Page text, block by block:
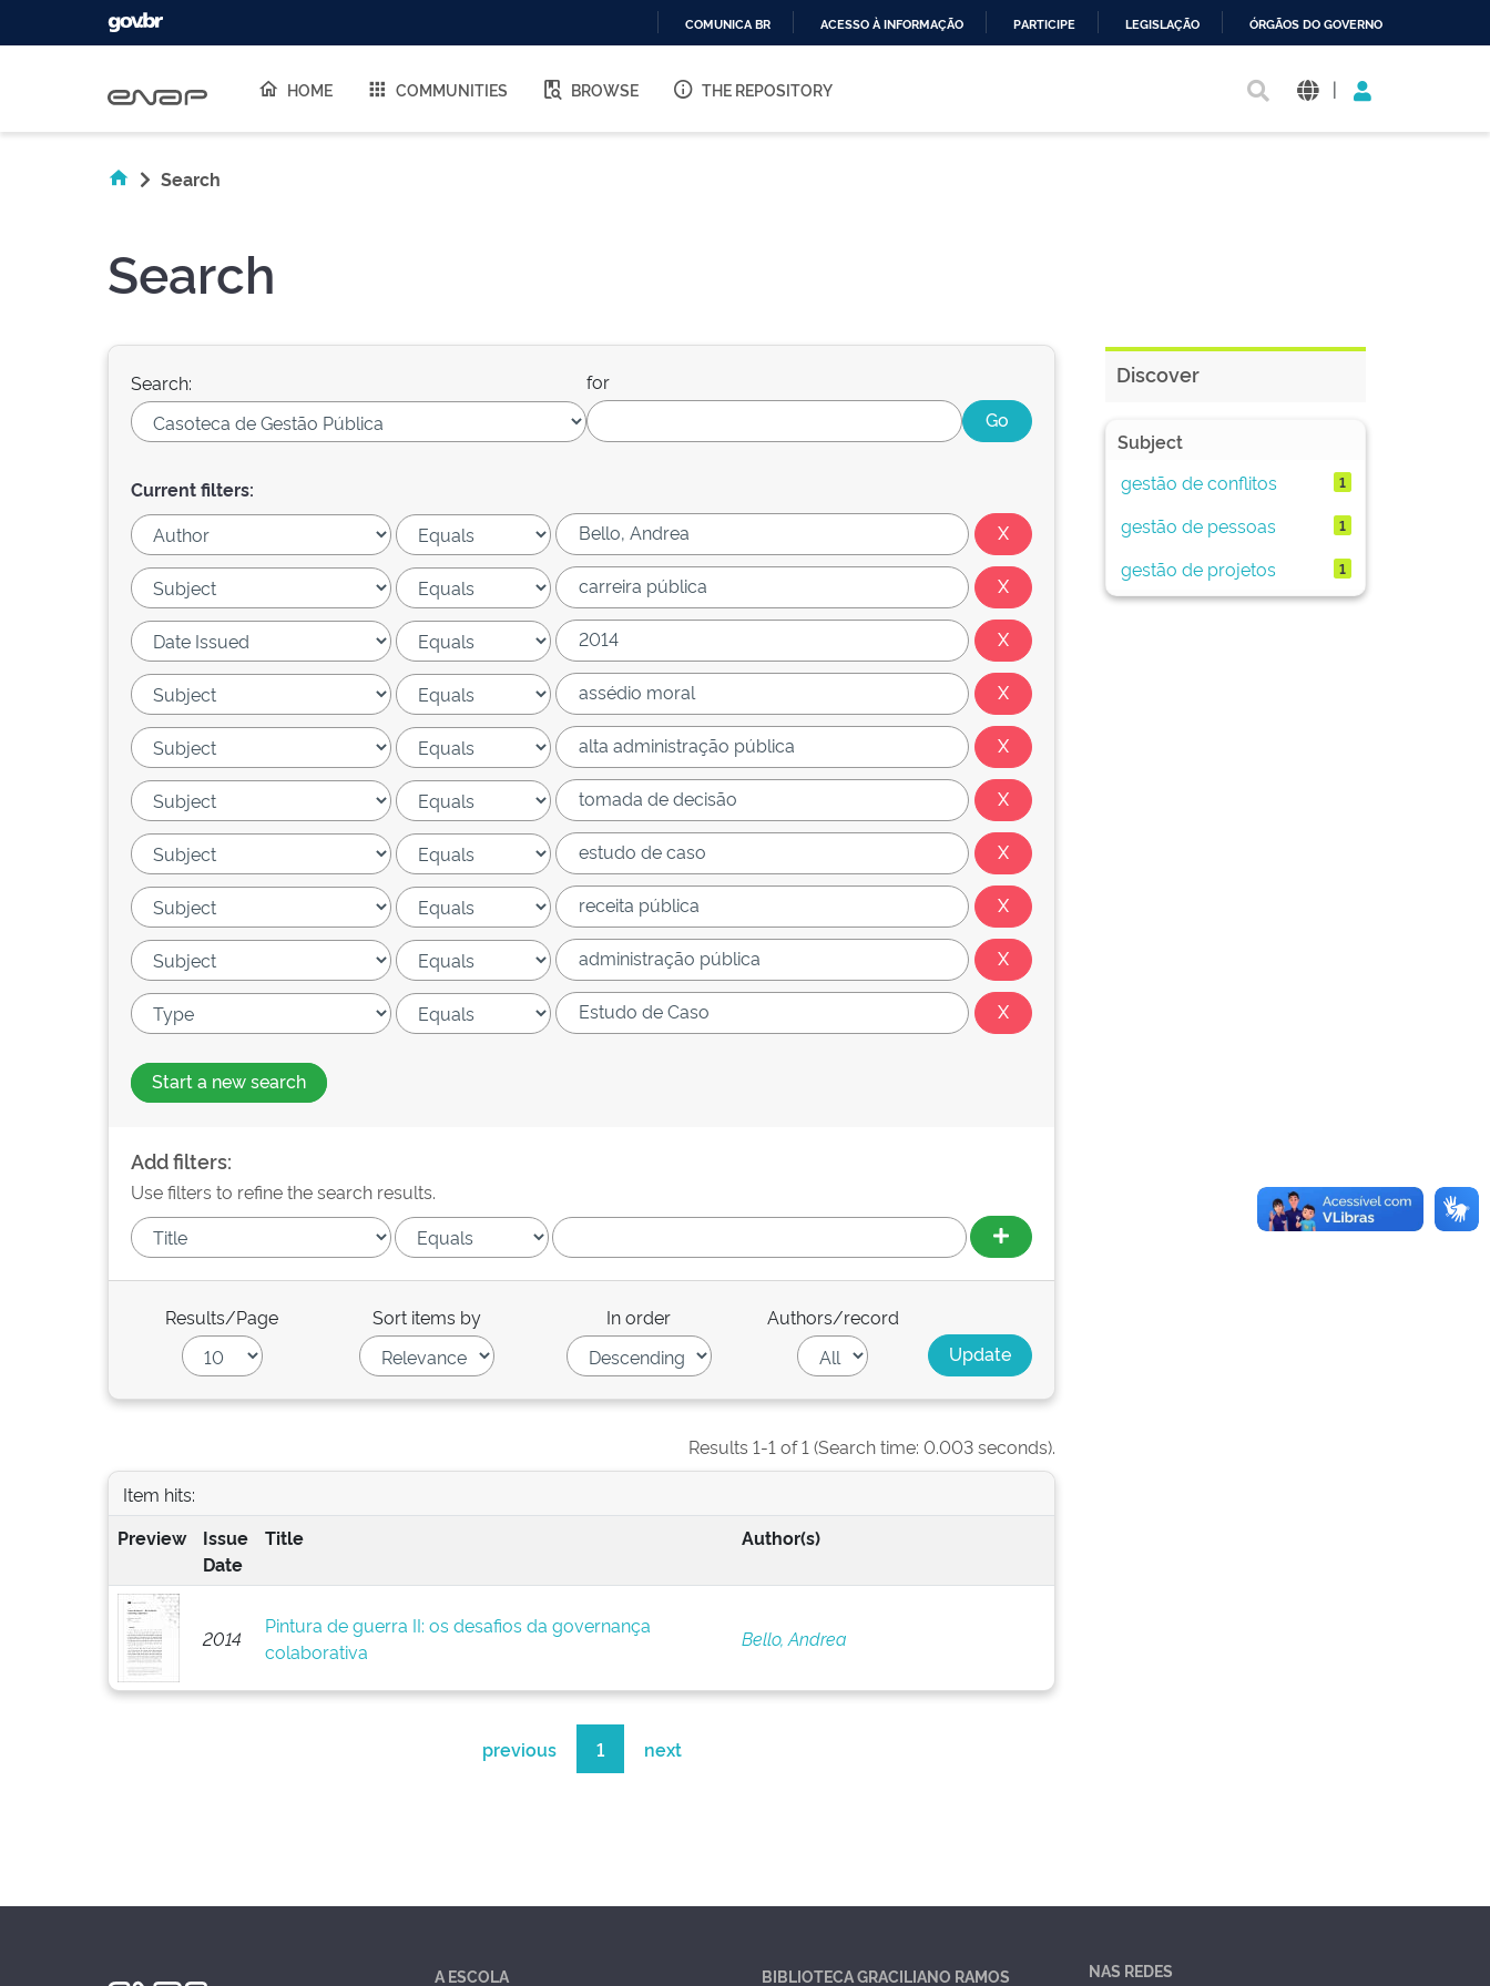
O
COMUNICA BR ACESSO À INFORMAÇÃO PARTICIPE LEGISLAÇÃO ÓRGÃOS DO GOVERNO
HOME COMMUNITIES BROWSE THE REPOSITORY |
Search
Search
Search: for
Current filters:
Start a new search
Add filters:
Use filters to refine the search results.
Results/Page Sort items by In order Authors/record
Results 1-1 of 1 (Search time: 0.003 seconds).
Item hits:
Preview
Issue
Date
Title Author(s)
2014
Pintura de guerra II: os desafios da governança
colaborativa
Bello, Andrea
previous 1 next
Discover
Subject
gestão de conflitos
1
gestão de pessoas 1
gestão de projetos 1
A ESCOLA BIBLIOTECA GRACILIANO RAMOS NAS REDES